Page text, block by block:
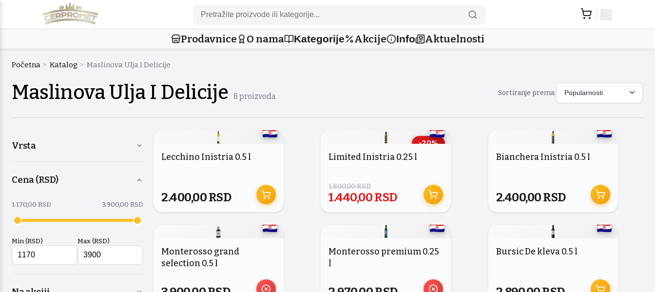
Prodavnice O nama Kategorije Akcije Info Aktuelnosti
Početna > Katalog > Maslinova Ulja I Delicije
Maslinova Ulja I Delicije 8 proizvoda Sortiranje prema: Popularnosti
Vrsta
Cena (RSD)
1.170,00 RSD 3.900,00 RSD
Min (RSD) Max (RSD)
Lecchino Inistria 0.5 l
2.400,00RSD
-20%
Limited Inistria 0.25 l
1.800,00RSD
1.440,00RSD
Bianchera Inistria 0.5 l
2.400,00RSD
Monterosso grand
selection 0.5 l
Monterosso premium 0.25
l
Bursic De kleva 0.5 l